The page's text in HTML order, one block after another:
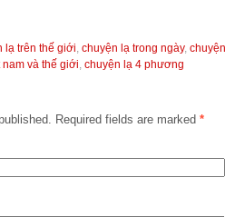
lạ trên thế giới, chuyện lạ trong ngày, chuyện
và thế giới, chuyện lạ 4 phương
Required fields are marked *